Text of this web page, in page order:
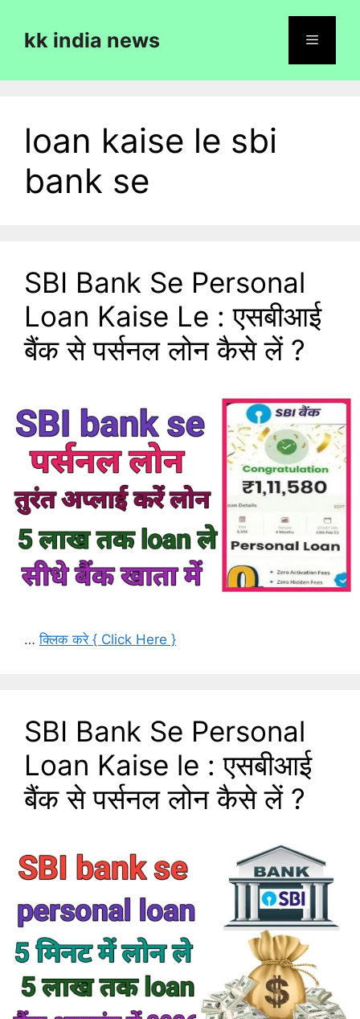
contentkk india news
loan kaise le sbi
bank se
SBI Bank Se Personal
Loan Kaise Le : एसबीआई
बैंक से पर्सनल लोन कैसे लें ?
…क्लिक करे { Click Here }
SBI Bank Se Personal
Loan Kaise le : एसबीआई
बैंक से पर्सनल लोन कैसे लें ?